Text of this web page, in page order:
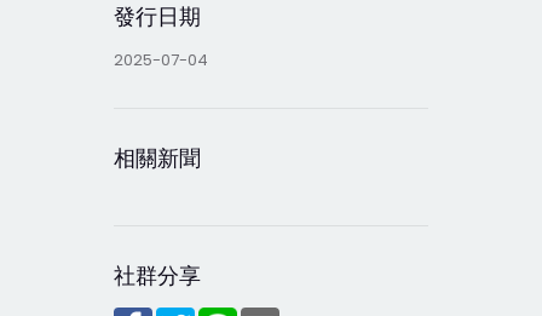
發行日期
2025-07-04
相關新聞
社群分享